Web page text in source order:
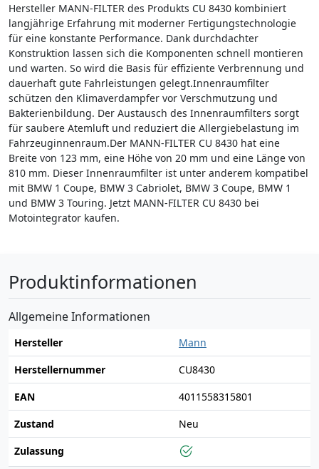
Hersteller MANN-FILTER des Produkts CU 8430 kombiniert
langjährige Erfahrung mit moderner Fertigungstechnologie
für eine konstante Performance. Dank durchdachter
Konstruktion lassen sich die Komponenten schnell montieren
und warten. So wird die Basis für effiziente Verbrennung und
dauerhaft gute Fahrleistungen gelegt.Innenraumfilter
schützen den Klimaverdampfer vor Verschmutzung und
Bakterienbildung. Der Austausch des Innenraumfilters sorgt
für saubere Atemluft und reduziert die Allergiebelastung im
Fahrzeuginnenraum.Der MANN-FILTER CU 8430 hat eine
Breite von 123 mm, eine Höhe von 20 mm und eine Länge von
810 mm. Dieser Innenraumfilter ist unter anderem kompatibel
mit BMW 1 Coupe, BMW 3 Cabriolet, BMW 3 Coupe, BMW 1
und BMW 3 Touring. Jetzt MANN-FILTER CU 8430 bei
Motointegrator kaufen.
Produktinformationen
Allgemeine Informationen
Hersteller
Mann
Herstellernummer
CU8430
EAN
4011558315801
Zustand
Neu
Zulassung